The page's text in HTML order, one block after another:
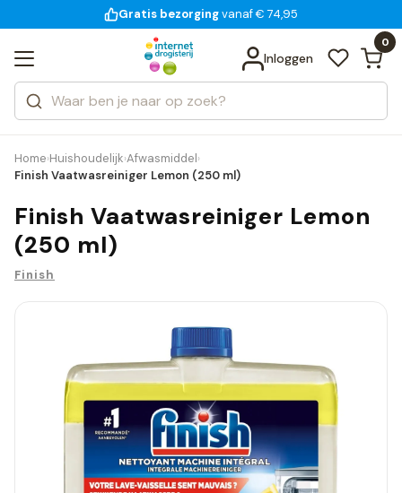
voor 18:00 uur besteld
Gratis bezorgingvanaf € 74,95
14 dagen bedenktijd
Inloggen
0
Zoeken
Categorieën
Merken
Bekijk alle resultaten
Home›Huishoudelijk›Afwasmiddel›
Finish Vaatwasreiniger Lemon (250 ml)
Finish Vaatwasreiniger Lemon
(250 ml)
Finish